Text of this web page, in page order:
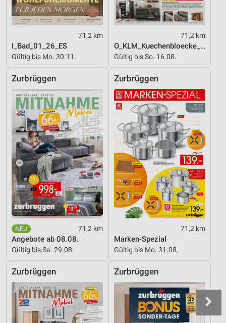
71,2 km
I_Bad_01_26_ES
Gültig bis Mo. 30.11.
71,2 km
O_KLM_Kuechenbloecke_01_26_ES
Gültig bis So. 16.08.
Zurbrüggen
71,2 km
Angebote ab 08.08.
Gültig bis Sa. 29.08.
Zurbrüggen
71,2 km
Marken-Spezial
Gültig bis Mo. 31.08.
Zurbrüggen Zurbrüggen